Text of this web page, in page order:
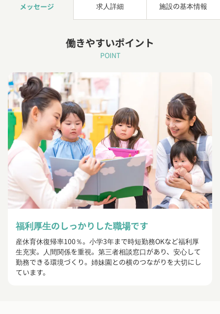
メッセージ 求人詳細 施設の基本情報
働きやすいポイント
POINT
福利厚生のしっかりした職場です
産休育休復帰率100％。小学3年まで時短勤務OKなど福利厚
生充実。人間関係を重視。第三者相談窓口があり、安心して
勤務できる環境づくり。姉妹園との横のつながりを大切にし
ています。